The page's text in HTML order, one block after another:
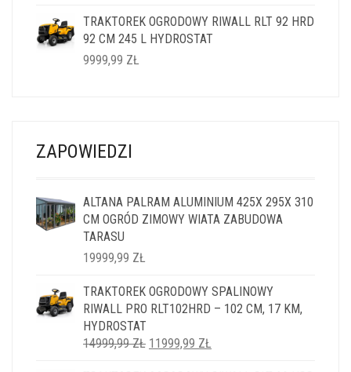
WYNOSIŁA:
14999,99 ZŁ.
WYNOSI:
11999,99 ZŁ.
TRAKTOREK OGRODOWY RIWALL RLT 92 HRD
92 CM 245 L HYDROSTAT
9999,99 ZŁ
ZAPOWIEDZI
ALTANA PALRAM ALUMINIUM 425X 295X 310
CM OGRÓD ZIMOWY WIATA ZABUDOWA
TARASU
19999,99 ZŁ
TRAKTOREK OGRODOWY SPALINOWY
RIWALL PRO RLT102HRD – 102 CM, 17 KM,
HYDROSTAT
14999,99ZŁ PIERWOTNA
11999,99 ZŁ